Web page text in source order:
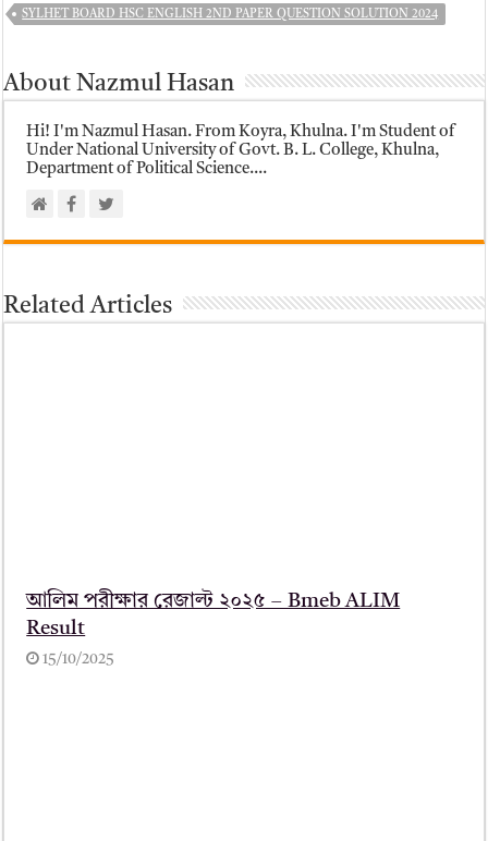
SYLHET BOARD HSC ENGLISH 2ND PAPER QUESTION SOLUTION 2024
About Nazmul Hasan
Hi! I'm Nazmul Hasan. From Koyra, Khulna. I'm Student of
Under National University of Govt. B. L. College, Khulna,
Department of Political Science....
Related Articles
আলিম পরীক্ষার রেজাল্ট ২০২৫ – Bmeb ALIM
Result
15/10/2025